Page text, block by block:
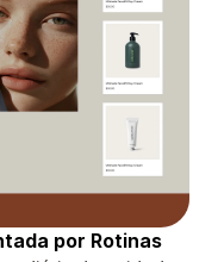
por Rotinas